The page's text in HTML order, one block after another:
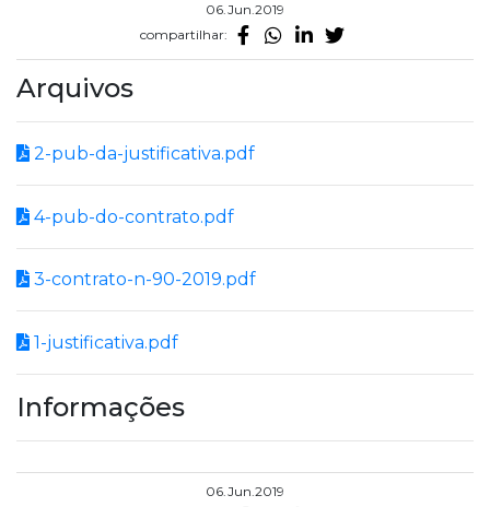
06.Jun.2019
compartilhar:
Arquivos
2-pub-da-justificativa.pdf
4-pub-do-contrato.pdf
3-contrato-n-90-2019.pdf
1-justificativa.pdf
Informações
06.Jun.2019